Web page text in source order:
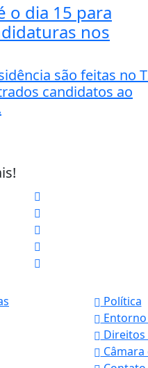
o dia 15 para
nos
são feitas no
candidatos ao
Política
Direitos